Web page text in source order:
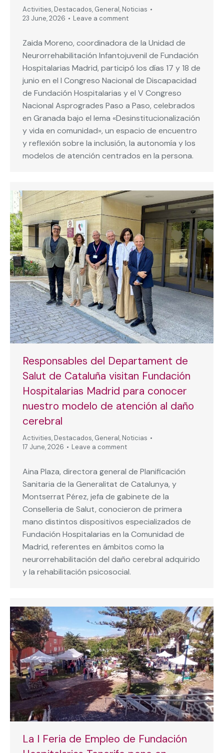
Activities, Destacados, General, Noticias
23 June, 2026
Leave a comment
Zaida Moreno, coordinadora de la Unidad de
Neurorrehabilitación Infantojuvenil de Fundación
Hospitalarias Madrid, participó los días 17 y 18 de
junio en el I Congreso Nacional de Discapacidad
de Fundación Hospitalarias y el V Congreso
Nacional Asprogrades Paso a Paso, celebrados
en Granada bajo el lema «Desinstitucionalización
y vida en comunidad», un espacio de encuentro
y reflexión sobre la inclusión, la autonomía y los
modelos de atención centrados en la persona.
Responsables del Departament de
Salut de Cataluña visitan Fundación
Hospitalarias Madrid para conocer
nuestro modelo de atención al daño
cerebral
Activities, Destacados, General, Noticias
17 June, 2026
Leave a comment
Aina Plaza, directora general de Planificación
Sanitaria de la Generalitat de Catalunya, y
Montserrat Pérez, jefa de gabinete de la
Conselleria de Salut, conocieron de primera
mano distintos dispositivos especializados de
Fundación Hospitalarias en la Comunidad de
Madrid, referentes en ámbitos como la
neurorrehabilitación del daño cerebral adquirido
y la rehabilitación psicosocial.
La I Feria de Empleo de Fundación